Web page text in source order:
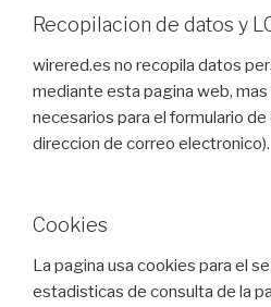
Recopilacion de datos y
wirered.es no recopila datos
mediante esta pagina web,
necesarios para el formulario
direccion de correo electronico).
Cookies
La pagina usa cookies para el
estadisticas de consulta de la